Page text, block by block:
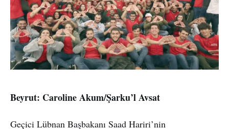
Beyrut: Caroline Akum/Şarku’l Avsat
Geçici Lübnan Başbakanı Saad Hariri’nin